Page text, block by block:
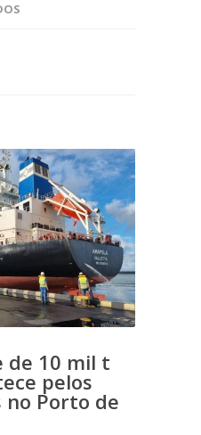
de 10 mil t
pelos
no Porto de